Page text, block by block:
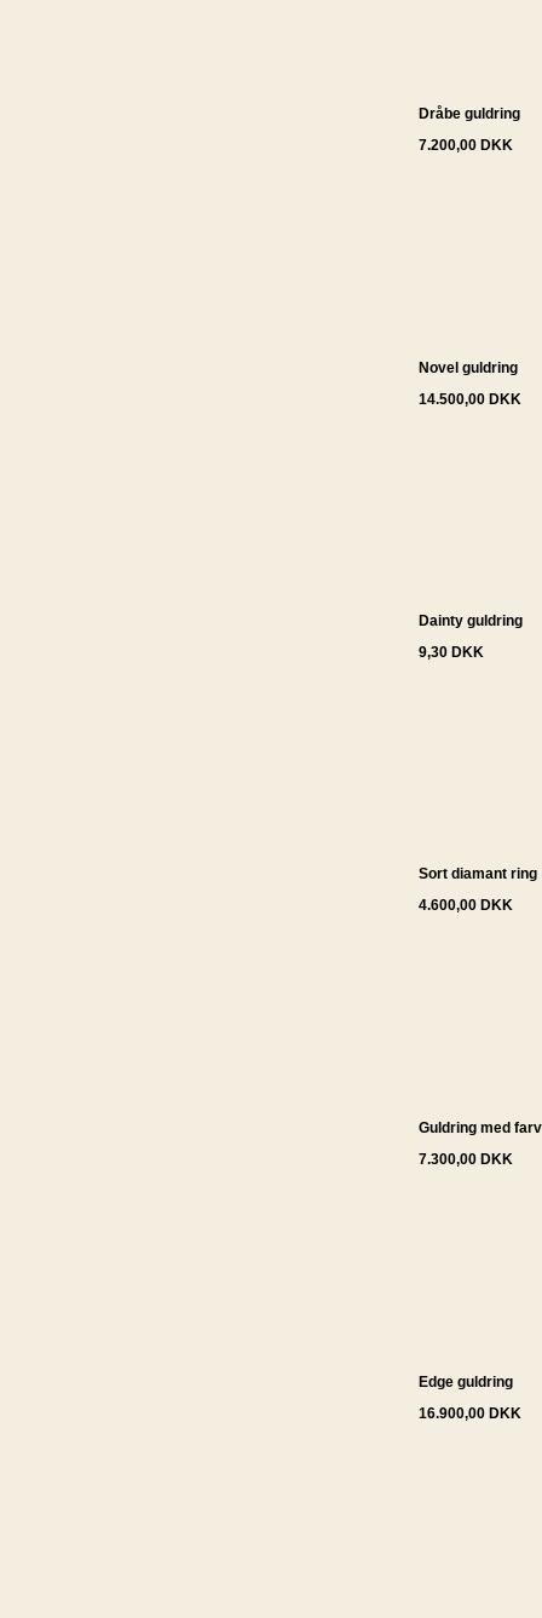
Dråbe guldring
7.200,00 DKK
Novel guldring
14.500,00 DKK
Dainty guldring
9,30 DKK
Sort diamant ring
4.600,00 DKK
Guldring med
7.300,00 DKK
Edge guldring
16.900,00 DKK